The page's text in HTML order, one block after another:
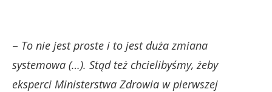
– To nie jest proste i to jest duża zmiana
systemowa (…). Stąd też chcielibyśmy, żeby
eksperci Ministerstwa Zdrowia w pierwszej